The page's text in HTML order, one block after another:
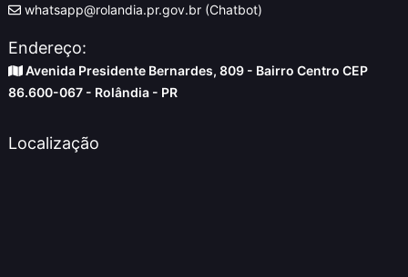
whatsapp@rolandia.pr.gov.br (Chatbot)
Endereço:
Avenida Presidente Bernardes, 809 - Bairro Centro CEP
86.600-067 - Rolândia - PR
Localização